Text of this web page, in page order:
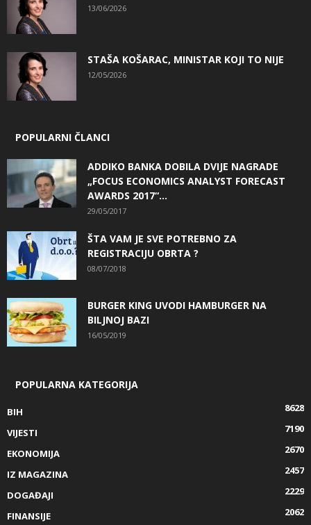
13/06/2026
STAŠA KOŠARAC, MINISTAR KOJI TO NIJE
12/05/2026
POPULARNI ČLANCI
ADDIKO BANKA DOBILA DVIJE NAGRADE
„FOCUS ECONOMICS ANALYST FORECAST
AWARDS 2017“...
29/05/2017
ŠTA VAM JE SVE POTREBNO ZA
REGISTRACIJU OBRTA ?
08/07/2018
BURGER KING UVODI HAMBURGER NA
BILJNOJ BAZI
16/05/2019
POPULARNA KATEGORIJA
BIH
8628
VIJESTI
7190
EKONOMIJA
2670
IZ MAGAZINA
2457
DOGAĐAJI
2229
FINANSIJE
2062